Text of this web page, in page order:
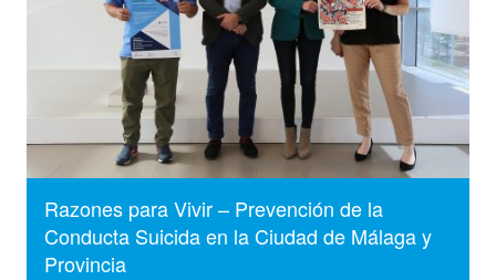
Razones para Vivir – Prevención de la
Conducta Suicida en la Ciudad de Málaga y
Provincia